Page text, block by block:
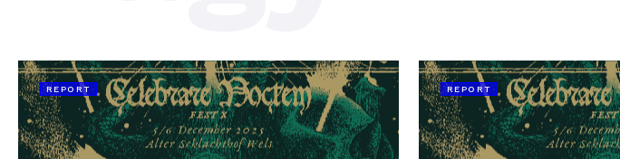
REPORT REPORT